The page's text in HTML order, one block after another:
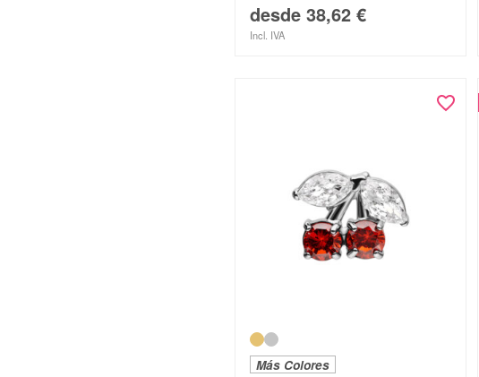
desde 38,62 €
Incl. IVA
Más Colores